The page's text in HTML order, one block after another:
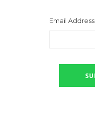
Email Address